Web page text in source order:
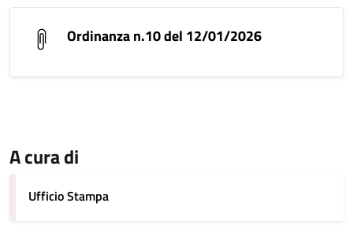
Ordinanza n.10 del 12/01/2026
A cura di
Ufficio Stampa